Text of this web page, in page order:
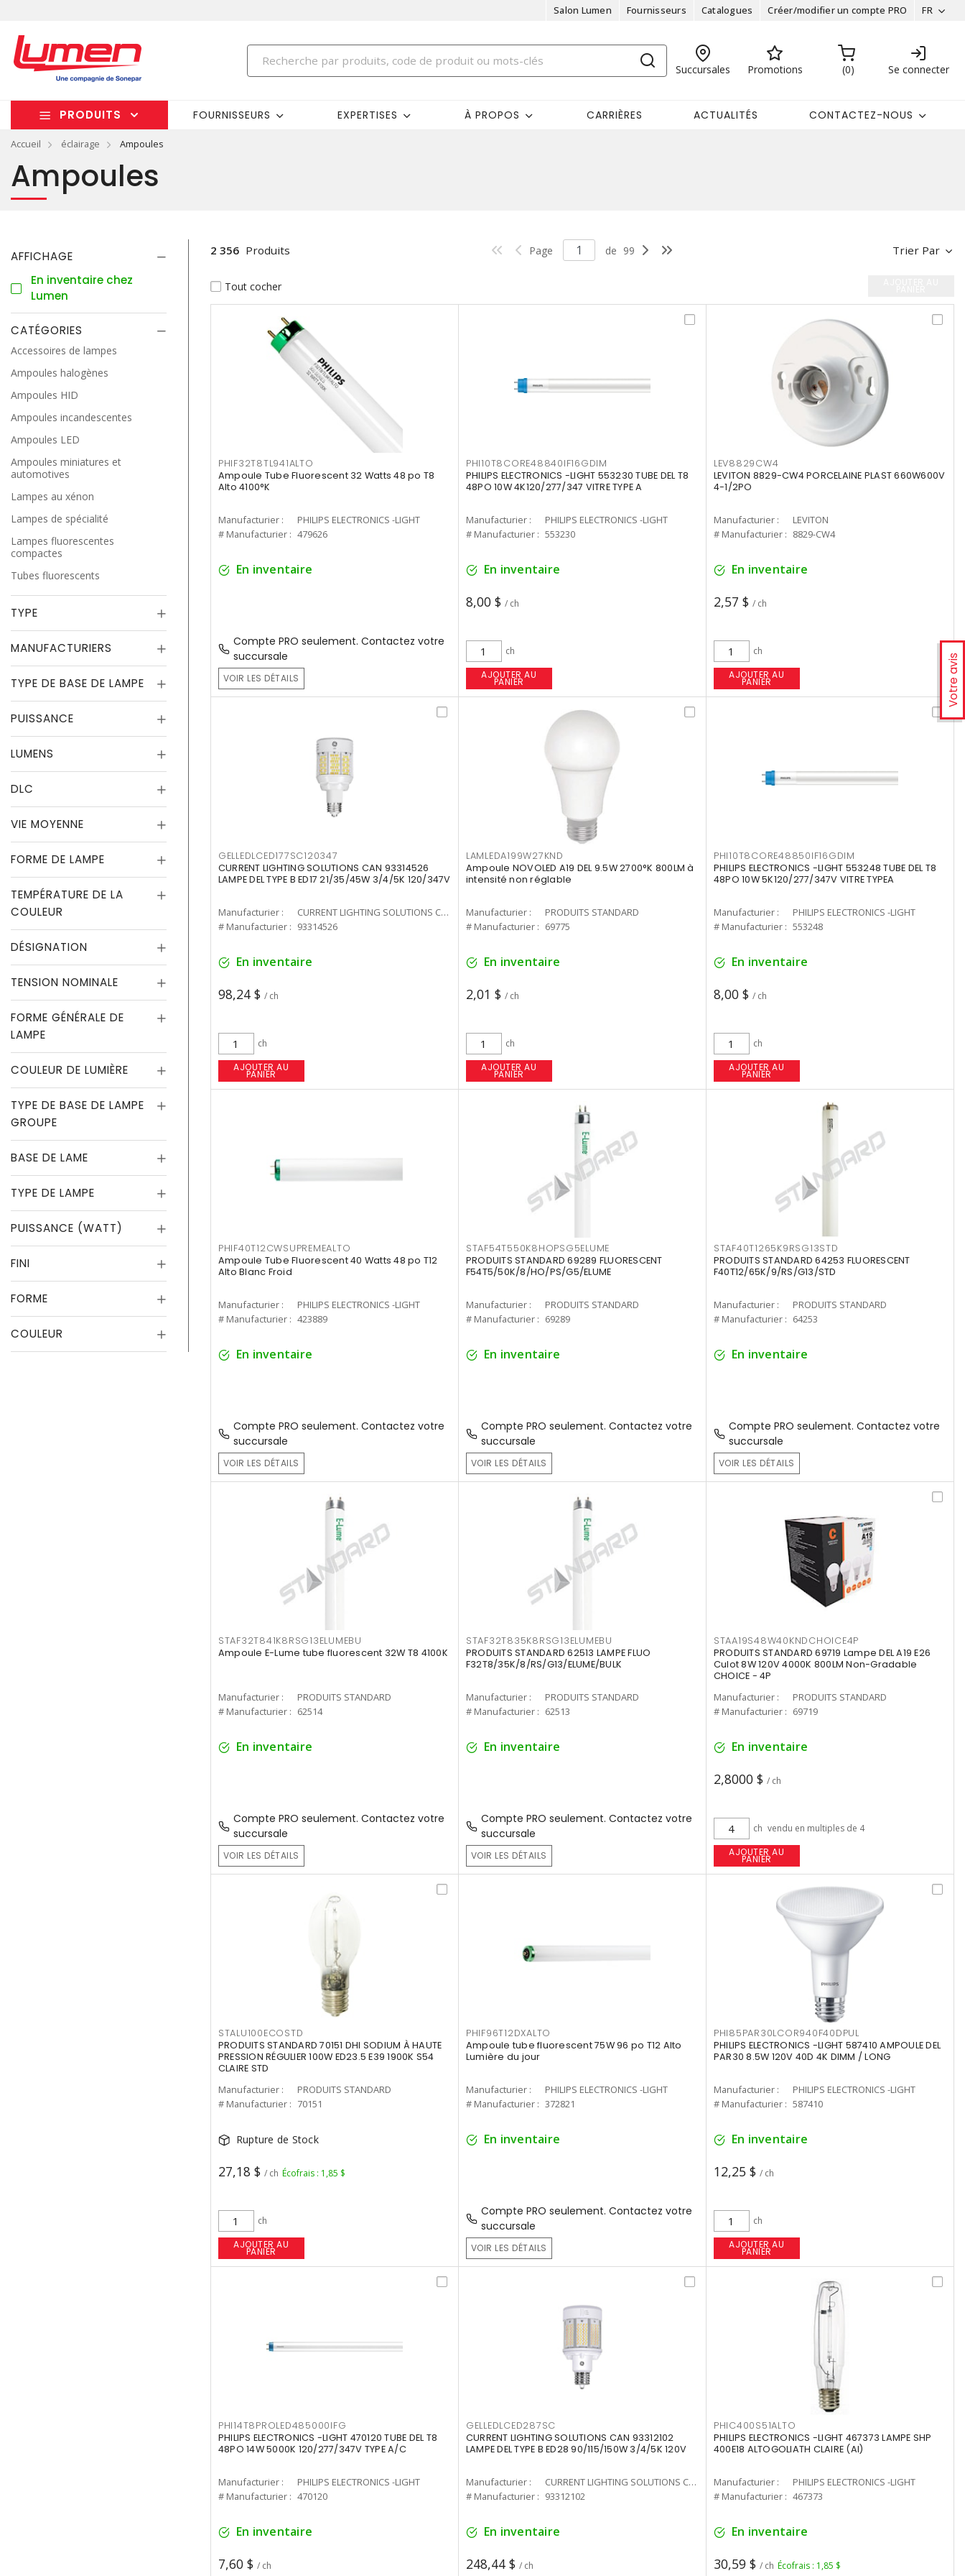
Salon Lumen Fournisseurs Catalogues Créer/modifier un compte PRO FR
Succursales Promotions 0 Se connecter
PRODUITS FOURNISSEURS EXPERTISES À PROPOS CARRIÈRES ACTUALITÉS CONTACTEZ-NOUS
Accueil éclairage Ampoules
Votre avis
Ampoules
AFFICHAGE
En inventaire chez
Lumen
CATÉGORIES
Accessoires de lampes
Ampoules halogènes
Ampoules HID
Ampoules incandescentes
Ampoules LED
Ampoules miniatures et
automotives
Lampes au xénon
Lampes de spécialité
Lampes fluorescentes
compactes
Tubes fluorescents
TYPE
MANUFACTURIERS
TYPE DE BASE DE LAMPE
PUISSANCE
LUMENS
DLC
VIE MOYENNE
FORME DE LAMPE
TEMPÉRATURE DE LA
COULEUR
DÉSIGNATION
TENSION NOMINALE
FORME GÉNÉRALE DE
LAMPE
COULEUR DE LUMIÈRE
TYPE DE BASE DE LAMPE
GROUPE
BASE DE LAME
TYPE DE LAMPE
PUISSANCE (WATT)
FINI
FORME
COULEUR
Trier Par
2 356 Produits Page de 99
Tout cocher
PHIF32T8TL941ALTO
Ampoule Tube Fluorescent 32 Watts 48 po T8
Alto 4100°K
Manufacturier :
PHILIPS ELECTRONICS -LIGHT
# Manufacturier : 479626
En inventaire
Compte PRO seulement. Contactez votre
succursale
VOIR LES DÉTAILS
PHI10T8CORE48840IF16GDIM
PHILIPS ELECTRONICS -LIGHT 553230 TUBE DEL T8
48PO 10W 4K120/277/347 VITRE TYPE A
Manufacturier :
PHILIPS ELECTRONICS -LIGHT
# Manufacturier : 553230
En inventaire
8,00 $ / ch
ch
AJOUTER AU
PANIER
LEV8829CW4
LEVITON 8829-CW4 PORCELAINE PLAST 660W600V
4-1/2PO
Manufacturier :
LEVITON
# Manufacturier : 8829-CW4
En inventaire
2,57 $ / ch
ch
AJOUTER AU
PANIER
GELLEDLCED177SC120347
CURRENT LIGHTING SOLUTIONS CAN 93314526
LAMPE DEL TYPE B ED17 21/35/45W 3/4/5K 120/347V
Manufacturier :
CURRENT LIGHTING SOLUTIONS CAN
# Manufacturier : 93314526
En inventaire
98,24 $ / ch
ch
AJOUTER AU
PANIER
LAMLEDA199W27KND
Ampoule NOVOLED A19 DEL 9.5W 2700°K 800LM à
intensité non réglable
Manufacturier :
PRODUITS STANDARD
# Manufacturier : 69775
En inventaire
2,01 $ / ch
ch
AJOUTER AU
PANIER
PHI10T8CORE48850IF16GDIM
PHILIPS ELECTRONICS -LIGHT 553248 TUBE DEL T8
48PO 10W 5K120/277/347V VITRE TYPEA
Manufacturier :
PHILIPS ELECTRONICS -LIGHT
# Manufacturier : 553248
En inventaire
8,00 $ / ch
ch
AJOUTER AU
PANIER
PHIF40T12CWSUPREMEALTO
Ampoule Tube Fluorescent 40 Watts 48 po T12
Alto Blanc Froid
Manufacturier :
PHILIPS ELECTRONICS -LIGHT
# Manufacturier : 423889
En inventaire
Compte PRO seulement. Contactez votre
succursale
VOIR LES DÉTAILS
STAF54T550K8HOPSG5ELUME
PRODUITS STANDARD 69289 FLUORESCENT
F54T5/50K/8/HO/PS/G5/ELUME
Manufacturier :
PRODUITS STANDARD
# Manufacturier : 69289
En inventaire
Compte PRO seulement. Contactez votre
succursale
VOIR LES DÉTAILS
STAF40T1265K9RSG13STD
PRODUITS STANDARD 64253 FLUORESCENT
F40T12/65K/9/RS/G13/STD
Manufacturier :
PRODUITS STANDARD
# Manufacturier : 64253
En inventaire
Compte PRO seulement. Contactez votre
succursale
VOIR LES DÉTAILS
STAF32T841K8RSG13ELUMEBU
Ampoule E-Lume tube fluorescent 32W T8 4100K
Manufacturier :
PRODUITS STANDARD
# Manufacturier : 62514
En inventaire
Compte PRO seulement. Contactez votre
succursale
VOIR LES DÉTAILS
STAF32T835K8RSG13ELUMEBU
PRODUITS STANDARD 62513 LAMPE FLUO
F32T8/35K/8/RS/G13/ELUME/BULK
Manufacturier :
PRODUITS STANDARD
# Manufacturier : 62513
En inventaire
Compte PRO seulement. Contactez votre
succursale
VOIR LES DÉTAILS
STAA19S48W40KNDCHOICE4P
PRODUITS STANDARD 69719 Lampe DEL A19 E26
Culot 8W 120V 4000K 800LM Non-Gradable
CHOICE - 4P
Manufacturier :
PRODUITS STANDARD
# Manufacturier : 69719
En inventaire
2,8000 $ / ch
ch vendu en multiples de 4
AJOUTER AU
PANIER
STALU100ECOSTD
PRODUITS STANDARD 70151 DHI SODIUM À HAUTE
PRESSION RÉGULIER 100W ED23.5 E39 1900K S54
CLAIRE STD
Manufacturier :
PRODUITS STANDARD
# Manufacturier : 70151
Rupture de Stock
27,18 $ / ch Écofrais : 1,85 $
ch
AJOUTER AU
PANIER
PHIF96T12DXALTO
Ampoule tube fluorescent 75W 96 po T12 Alto
Lumière du jour
Manufacturier :
PHILIPS ELECTRONICS -LIGHT
# Manufacturier : 372821
En inventaire
Compte PRO seulement. Contactez votre
succursale
VOIR LES DÉTAILS
PHI85PAR30LCOR940F40DPUL
PHILIPS ELECTRONICS -LIGHT 587410 AMPOULE DEL
PAR30 8.5W 120V 40D 4K DIMM / LONG
Manufacturier :
PHILIPS ELECTRONICS -LIGHT
# Manufacturier : 587410
En inventaire
12,25 $ / ch
ch
AJOUTER AU
PANIER
PHI14T8PROLED485000IFG
PHILIPS ELECTRONICS -LIGHT 470120 TUBE DEL T8
48PO 14W 5000K 120/277/347V TYPE A/C
Manufacturier :
PHILIPS ELECTRONICS -LIGHT
# Manufacturier : 470120
En inventaire
7,60 $ / ch
GELLEDLCED287SC
CURRENT LIGHTING SOLUTIONS CAN 93312102
LAMPE DEL TYPE B ED28 90/115/150W 3/4/5K 120V
Manufacturier :
CURRENT LIGHTING SOLUTIONS CAN
# Manufacturier : 93312102
En inventaire
248,44 $ / ch
PHIC400S51ALTO
PHILIPS ELECTRONICS -LIGHT 467373 LAMPE SHP
400E18 ALTOGOLIATH CLAIRE (AI)
Manufacturier :
PHILIPS ELECTRONICS -LIGHT
# Manufacturier : 467373
En inventaire
30,59 $ / ch Écofrais : 1,85 $